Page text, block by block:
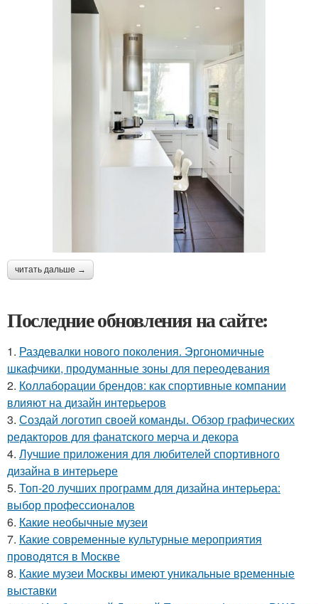
читать дальше →
Последние обновления на сайте:
1. Раздевалки нового поколения. Эргономичные
шкафчики, продуманные зоны для переодевания
2. Коллаборации брендов: как спортивные компании
влияют на дизайн интерьеров
3. Создай логотип своей команды. Обзор графических
редакторов для фанатского мерча и декора
4. Лучшие приложения для любителей спортивного
дизайна в интерьере
5. Топ-20 лучших программ для дизайна интерьера:
выбор профессионалов
6. Какие необычные музеи
7. Какие современные культурные мероприятия
проводятся в Москве
8. Какие музеи Москвы имеют уникальные временные
выставки